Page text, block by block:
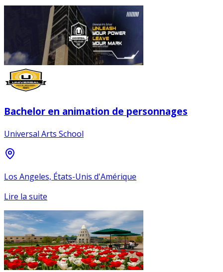
Bachelor en animation de personnages
Universal Arts School
Los Angeles, États-Unis d'Amérique
Lire la suite